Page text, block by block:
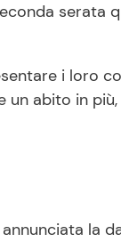
serata
i loro
un abito in
la